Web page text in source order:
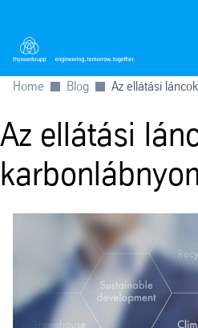
Home Blog Az ellátási
Az ellátási